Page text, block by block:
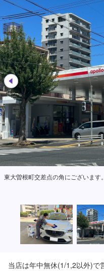
東大曽根町交差点の角にございます。
当店は年中無休(1/1,2以外)で